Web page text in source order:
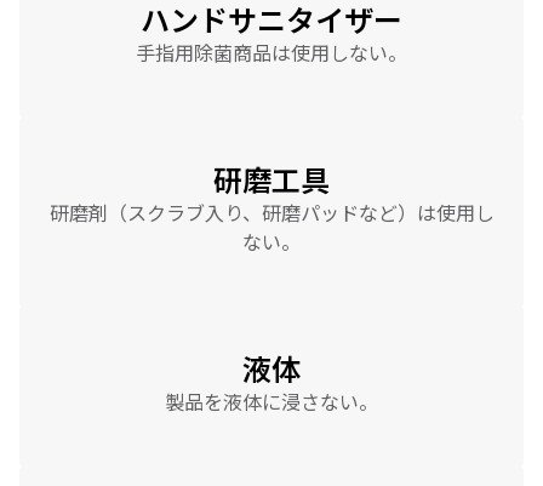
ハンドサニタイザー
手指用除菌商品は使用しない。
研磨工具
研磨剤（スクラブ入り、研磨パッドなど）は使用し
ない。
液体
製品を液体に浸さない。